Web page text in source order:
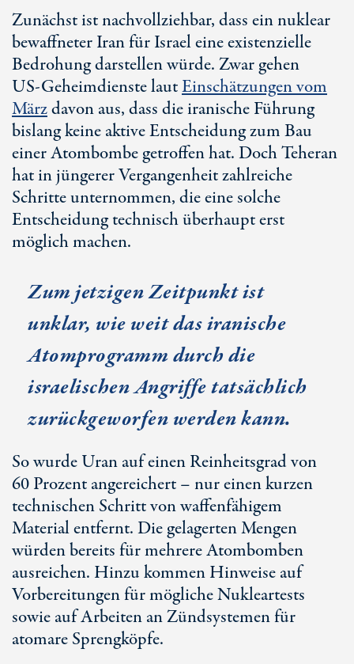
Zunächst ist nachvollziehbar, dass ein nuklear
bewaffneter Iran für Israel eine existenzielle
Bedrohung darstellen würde. Zwar gehen
US-GeheimdienstelautEinschätzungen vom
Märzdavon aus, dass die iranische Führung
bislang keine aktive Entscheidung zum Bau
einer Atombombe getroffen hat. Doch Teheran
hat in jüngerer Vergangenheit zahlreiche
Schritte unternommen, die eine solche
Entscheidung technisch überhaupt erst
möglich machen.
Zum jetzigen Zeitpunkt ist
unklar, wie weit das iranische
Atomprogramm durch die
israelischen Angriffe tatsächlich
zurückgeworfen werden kann.
So wurde Uran auf einen Reinheitsgrad von
60 Prozentangereichert – nur einen kurzen
technischen Schritt von waffenfähigem
Material entfernt. Die gelagerten Mengen
würden bereits für mehrere Atombomben
ausreichen. Hinzu kommen Hinweise auf
Vorbereitungen für mögliche Nukleartests
sowie auf Arbeiten an Zündsystemen für
atomare Sprengköpfe.